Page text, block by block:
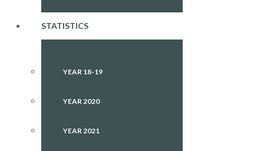
STATISTICS
YEAR 18-19
YEAR 2020
YEAR 2021